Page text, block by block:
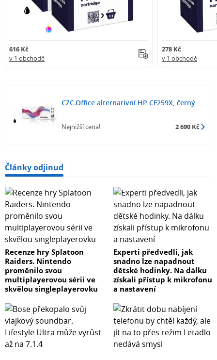
616 Kč
v 1 obchodě
278 Kč
v 1 obchodě
CZC.Office alternativní HP CF259X, černý
Nejnižší cena! 2 690 Kč
Články odjinud
Recenze hry Splatoon
Raiders. Nintendo
proměnilo svou
multiplayerovou sérii ve
skvělou singleplayerovku
Experti předvedli, jak
snadno lze napadnout
dětské hodinky. Na dálku
získali přístup k mikrofonu
a nastavení